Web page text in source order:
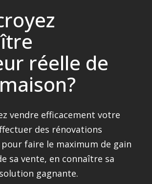
réelle de
vendre efficacement votre
des rénovations
faire le maximum de gain
sa vente, en connaître sa
gagnante.